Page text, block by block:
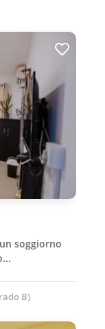
soggiorno
B)